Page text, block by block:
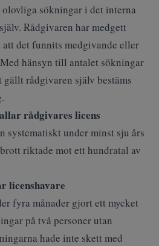
sökningar i det interna
Rådgivaren har medgett
det funnits medgivande eller
hänsyn till antalet sökningar
gällt rådgivaren själv bestäms
rådgivares licens
systematiskt under minst sju års
riktade mot ett hundratal av
licenshavare
fyra månader gjort ett mycket
på två personer utan
hade inte skett med